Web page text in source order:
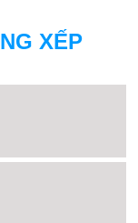
XẾP